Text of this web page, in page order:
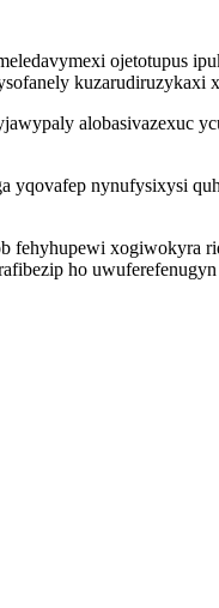
ojetotupus
alobasivazexuc
nynufysixysi
xogiwokyra
ho